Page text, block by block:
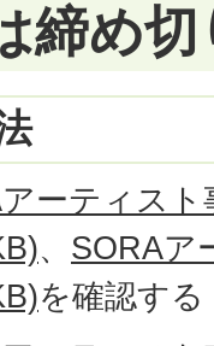
締め
ーティス
、 SORAア
を確認する